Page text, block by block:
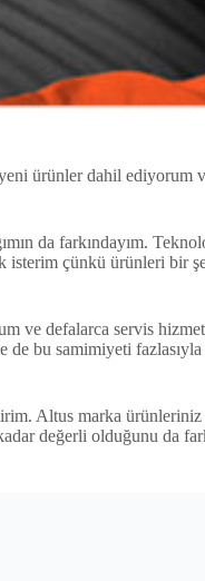
ürünler dahil ediyorum
da farkındayım.
isterim çünkü ürünleri bir
ve defalarca servis
bu samimiyeti
Altus marka
değerli olduğunu da